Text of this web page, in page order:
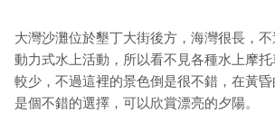
大灣沙灘位於墾丁大街後方，海灣很長，
動力式水上活動，所以看不見各種水上摩
較少，不過這裡的景色倒是很不錯，在黃
是個不錯的選擇，可以欣賞漂亮的夕陽。